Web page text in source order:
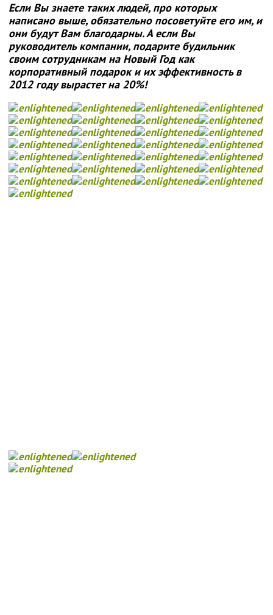
Если Вы знаете таких людей, про которых
написано выше, обязательно посоветуйте его им, и
они будут Вам благодарны. А если Вы
руководитель компании, подарите будильник
своим сотрудникам на Новый Год как
корпоративный подарок и их эффективность в
2012 году вырастет на 20%!